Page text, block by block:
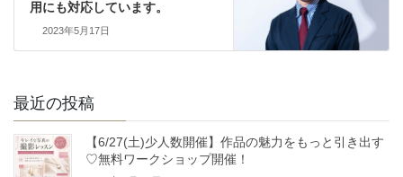
用にも対応しています。
2023年5月17日
最近の投稿
【6/27(土)少人数開催】作品の魅力をもっと引き出す
♡無料ワークショップ開催！